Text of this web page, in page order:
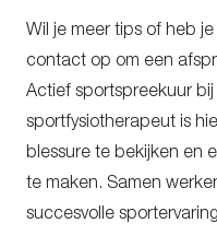
Wil je meer tips of heb
contact op om een
Actief sportspreekuur
sportfysiotherapeut is
blessure te bekijken en
te maken. Samen
succesvolle